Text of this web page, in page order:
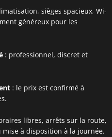
sièges spacieux, Wi-
généreux pour les
: professionnel, discret et
: le prix est confirmé à
libres, arrêts sur la route,
à disposition à la journée.